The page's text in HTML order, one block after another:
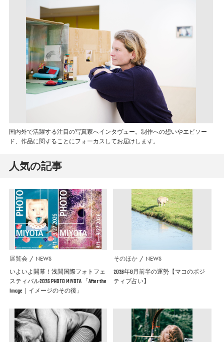
国内外で活躍する注目の写真家へインタヴュー。制作への想いやエピソー
ド、作品に関することにフォーカスしてお届けします。
人気の記事
展覧会 NEWS
いよいよ開幕！浅間国際フォトフェ
スティバル2026 PHOTO MIYOTA 「After the
Image｜イメージのその後」
そのほか NEWS
2026年8月前半の運勢【マコのポジ
ティブ占い】